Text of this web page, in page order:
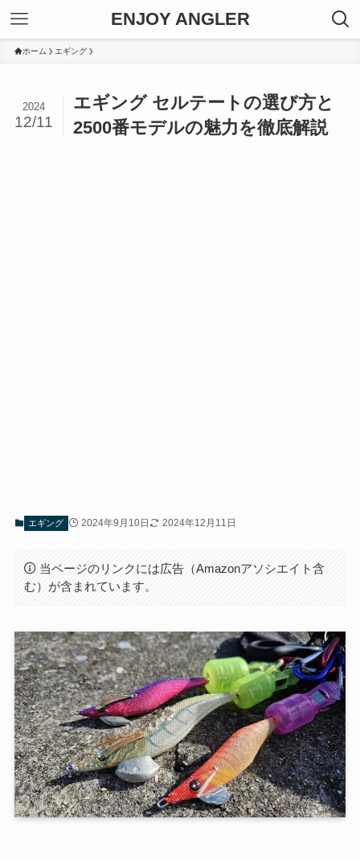
ENJOY ANGLER
ホーム エギング
エギング セルテートの選び方と
2500番モデルの魅力を徹底解説
2024
12/11
エギング 2024年9月10日 2024年12月11日
当ページのリンクには広告（Amazonアソシエイト含
む）が含まれています。